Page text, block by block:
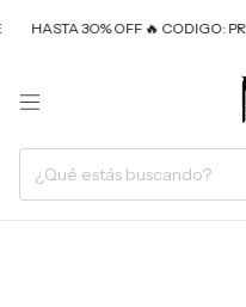
3O% OFF 🔥 CODIGO: PRESALE